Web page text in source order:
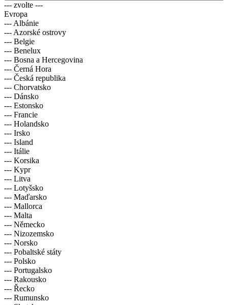
--- zvolte ---
Evropa
--- Albánie
--- Azorské ostrovy
--- Belgie
--- Benelux
--- Bosna a Hercegovina
--- Černá Hora
--- Česká republika
--- Chorvatsko
--- Dánsko
--- Estonsko
--- Francie
--- Holandsko
--- Irsko
--- Island
--- Itálie
--- Korsika
--- Kypr
--- Litva
--- Lotyšsko
--- Maďarsko
--- Mallorca
--- Malta
--- Německo
--- Nizozemsko
--- Norsko
--- Pobaltské státy
--- Polsko
--- Portugalsko
--- Rakousko
--- Řecko
--- Rumunsko